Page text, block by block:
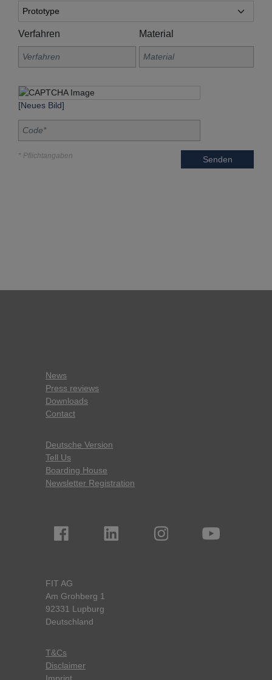
Verfahren Material
[Neues Bild]
* Pflichtangaben Senden
News
Press reviews
Downloads
Contact
Deutsche Version
Tell Us
Boarding House
Newsletter Registration
FIT AG
Am Grohberg 1
92331 Lupburg
Deutschland
T&Cs
Disclaimer